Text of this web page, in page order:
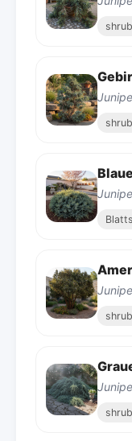
shrub
shrub
shrub
shrub